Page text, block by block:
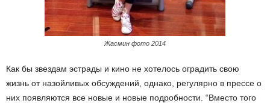
Жасмин фото 2014
Как бы звездам эстрады и кино не хотелось оградить свою
жизнь от назойливых обсуждений, однако, регулярно в прессе о
них появляются все новые и новые подробности. “Вместо того